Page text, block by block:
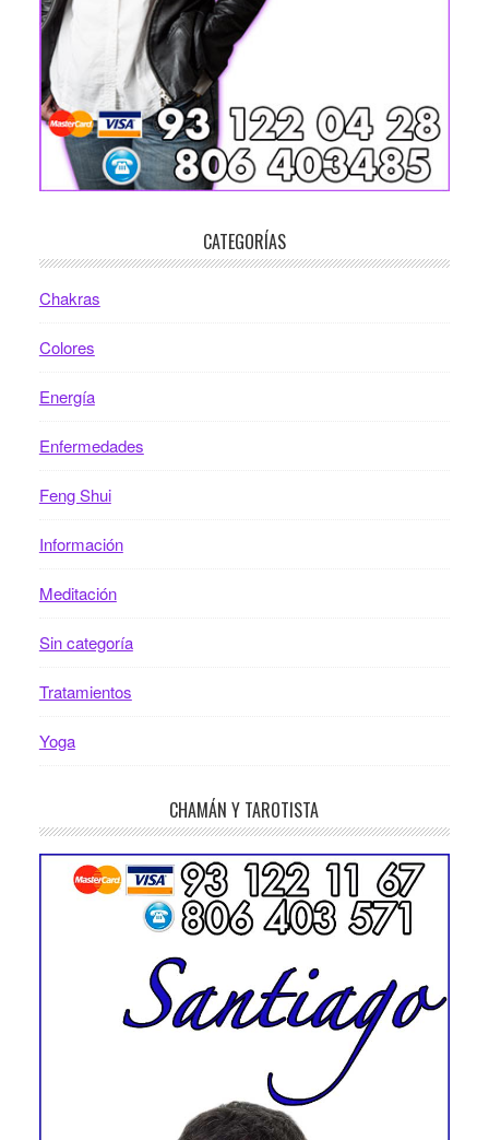
CATEGORÍAS
Chakras
Colores
Energía
Enfermedades
Feng Shui
Información
Meditación
Sin categoría
Tratamientos
Yoga
CHAMÁN Y TAROTISTA